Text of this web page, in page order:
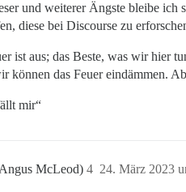
und weiterer Ängste bleibe ich
diese bei Discourse zu
ist aus; das Beste, was wir hier
können das Feuer eindämmen.
mir“
McLeod) 24. März 2023
4